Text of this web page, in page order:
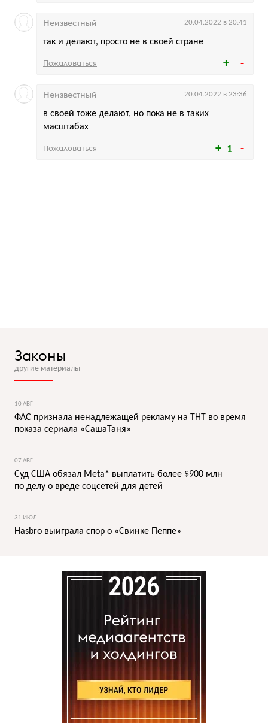
так и делают, просто не в своей стране
Неизвестный 20.04.2022 в 20:41
Пожаловаться
1
в своей тоже делают, но пока не в таких
масштабах
Неизвестный 20.04.2022 в 23:36
Пожаловаться
Законы
другие материалы
10 АВГ
ФАС признала ненадлежащей рекламу на ТНТ во время
показа сериала «СашаТаня»
07 АВГ
Суд США обязал Meta* выплатить более $900 млн
по делу о вреде соцсетей для детей
31 ИЮЛ
Hasbro выиграла спор о «Свинке Пеппе»